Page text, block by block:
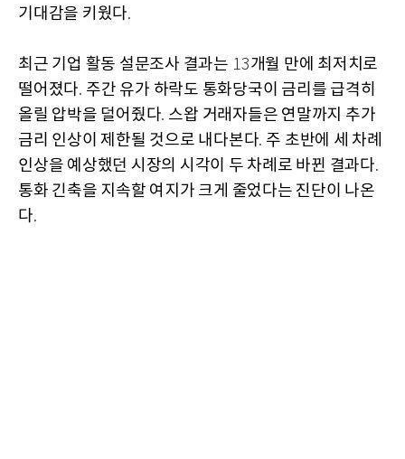
기대감을 키웠다.
최근 기업 활동 설문조사 결과는 13개월 만에 최저치로
떨어졌다. 주간 유가 하락도 통화당국이 금리를 급격히
올릴 압박을 덜어줬다. 스왑 거래자들은 연말까지 추가
금리 인상이 제한될 것으로 내다본다. 주 초반에 세 차례
인상을 예상했던 시장의 시각이 두 차례로 바뀐 결과다.
통화 긴축을 지속할 여지가 크게 줄었다는 진단이 나온
다.